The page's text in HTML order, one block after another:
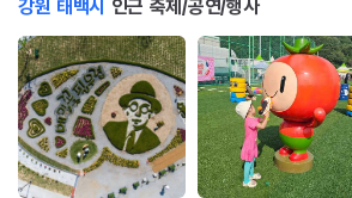
강원 태백시 인근 축제/공연/행사